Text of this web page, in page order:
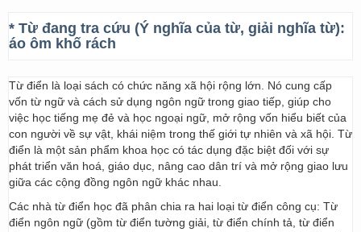
* Từ đang tra cứu (Ý nghĩa của từ, giải nghĩa từ):
áo ôm khố rách
Từ điển là loại sách có chức năng xã hội rộng lớn. Nó cung cấp
vốn từ ngữ và cách sử dụng ngôn ngữ trong giao tiếp, giúp cho
việc học tiếng mẹ đẻ và học ngoại ngữ, mở rộng vốn hiểu biết của
con người về sự vật, khái niệm trong thế giới tự nhiên và xã hội. Từ
điển là một sản phẩm khoa học có tác dụng đặc biệt đối với sự
phát triển văn hoá, giáo dục, nâng cao dân trí và mở rộng giao lưu
giữa các cộng đồng ngôn ngữ khác nhau.
Các nhà từ điển học đã phân chia ra hai loại từ điển công cụ: Từ
điển ngôn ngữ (gồm từ điển tường giải, từ điển chính tả, từ điển